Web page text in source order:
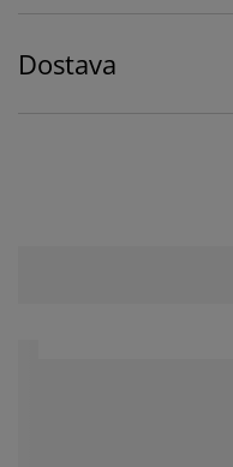
Dostava